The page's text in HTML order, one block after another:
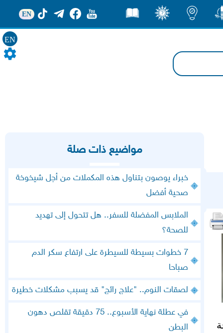
EN
EN
مواضيع ذات صلة
خبراء يوصون بتناول هذه المكملات من أجل شيخوخة
صحية أفضل
الملابس المفضلة للسفر.. هل تتحول إلى تهديد
للصحة؟
7 خطوات بسيطة للسيطرة على ارتفاع سكر الدم
صباحا
لصقات النوم.. "علاج رائج" قد يسبب مشكلات خطيرة
في عطلة نهاية الأسبوع.. 75 دقيقة تقلص دهون
البطن